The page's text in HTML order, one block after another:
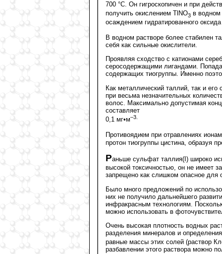
700 °С. Он гигроскопичен и при
получить окислением TlNO3 в
осаждением гидратированного
В водном растворе более стабилен
себя как сильные окислители.
Проявляя сходство с катионами
серосодержащими лигандами.
содержащих тиогруппы. Именно
Как металлический таллий, так и
при весьма незначительных
волос. Максимально допустимая
составляет
0,1 мг•м–3.
Противоядием при отравлениях
протон тиогруппы цистина, образуя
Раньше сульфат таллия(I) широко
высокой токсичностью, он не имеет
запрещено как слишком опасное для
Было много предложений по
них не получило дальнейшего
инфракрасным технологиям.
можно использовать в
Очень высокая плотность водных
разделения минералов и
равные массы этих солей (раствор
разбавлении этого раствора можно